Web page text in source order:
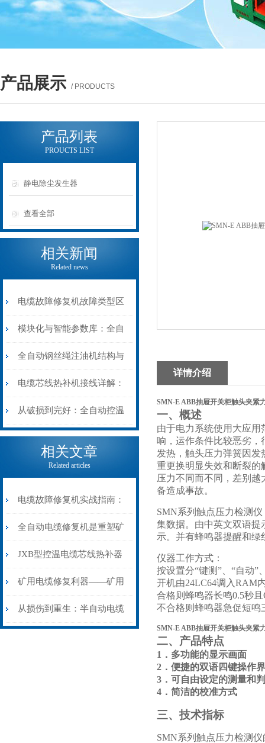
产品展示 / PRODUCTS
产品列表
PROUCTS LIST
静电除尘发生器
查看全部
相关新闻
Related news
电缆故障修复机故障类型区
分指南：从“绝缘电
阻”到“波形特征”的精准诊
断逻辑
模块化与智能参数库：全自
动电缆修复机的快速换型逻
辑
全自动钢丝绳注油机结构与
工作原理：揭秘高效润滑的
机械密码
电缆芯线热补机接线详解：
从入门到精通
从破损到完好：全自动控温
电缆热补机的核心价值
相关文章
Related articles
电缆故障修复机实战指南：
从“盲测”到“精确定点”的三
步作业法
全自动电缆修复机是重塑矿
山电力动脉的“智能外科医
生”
JXB型控温电缆芯线热补器
安装与接线：精准修复的工
艺基石
矿用电缆修复利器——矿用
电缆热补机智能控温，安全
从损伤到重生：半自动电缆
详情介绍
SMN-E ABB抽屉开关柜触头夹紧
一、概述
由于电力系统使用大应用
响，运作条件比较恶劣
发热，触头压力弹簧因
重更换明显失效和断裂的
压力不同而不同，差别
备造成事故。
SMN系列触点压力检测
集数据。由中英文双语提
示。并有蜂鸣器提醒和
仪器工作方式：
按设置分“键测”、“自动”
开机由24LC64调入RAM
合格则蜂鸣器长鸣0.5秒
不合格则蜂鸣器急促短鸣
SMN-E ABB抽屉开关柜触头夹紧
二、产品特点
1．多功能的显示画面
2．便捷的双语四键操作
3．可自由设定的测量和
4．简洁的校准方式
三、技术指标
SMN系列触点压力检测